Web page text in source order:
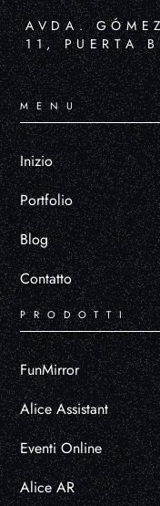
AVDA.
11, PUERTA
MENU
Inizio
Portfolio
Blog
Contatto
PRODOTTI
FunMirror
Alice Assistant
Eventi Online
Alice AR